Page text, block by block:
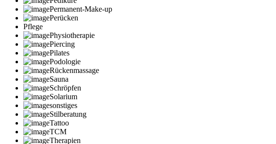
Permanent-Make-up
Perücken
Pflege
Physiotherapie
Piercing
Pilates
Podologie
Rückenmassage
Sauna
Schröpfen
Solarium
sonstiges
Stilberatung
Tattoo
TCM
Therapien